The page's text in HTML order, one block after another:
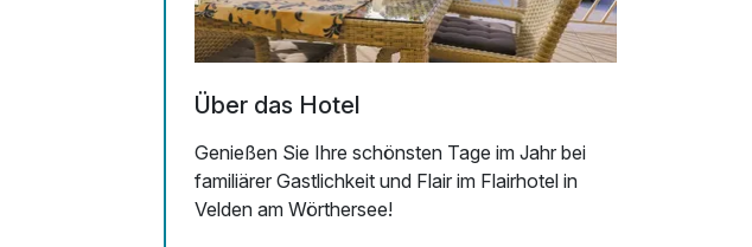
Über das Hotel
Genießen Sie Ihre schönsten Tage im Jahr bei
familiärer Gastlichkeit und Flair im Flairhotel in
Velden am Wörthersee!